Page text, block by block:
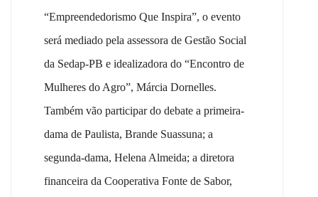
“Empreendedorismo Que Inspira”, o evento
será mediado pela assessora de Gestão Social
da Sedap-PB e idealizadora do “Encontro de
Mulheres do Agro”, Márcia Dornelles.
Também vão participar do debate a primeira-
dama de Paulista, Brande Suassuna; a
segunda-dama, Helena Almeida; a diretora
financeira da Cooperativa Fonte de Sabor,